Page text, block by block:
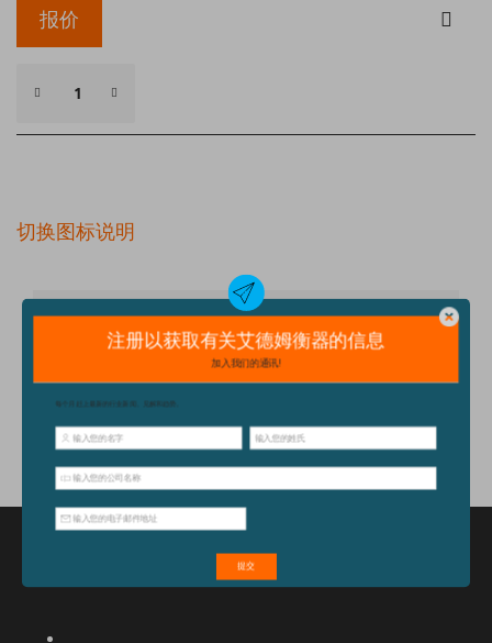
报价
切换图标说明
细节
配件
特点和优点